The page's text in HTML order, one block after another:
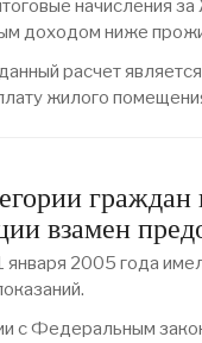
начисления
доходом ниже
расчет
жилого
взамен
2005 года
с Федеральным